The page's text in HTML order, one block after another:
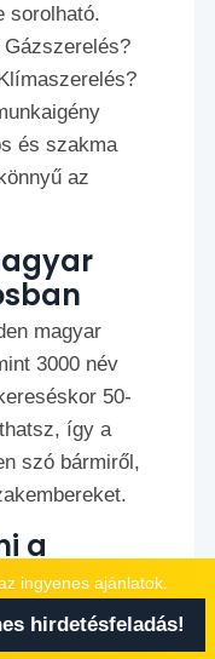
sorolható.
és szakma
az
magyar
3000 név
50-
így a
szó bármiről,
a
ingyenes ajánlatok.
hirdetésfeladás!